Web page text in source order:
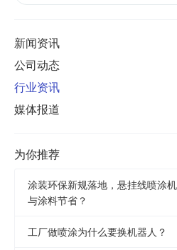
新闻资讯
公司动态
行业资讯
媒体报道
为你推荐
涂装环保新规落地，悬挂线喷涂
与涂料节省？
工厂做喷涂为什么要换机器人？